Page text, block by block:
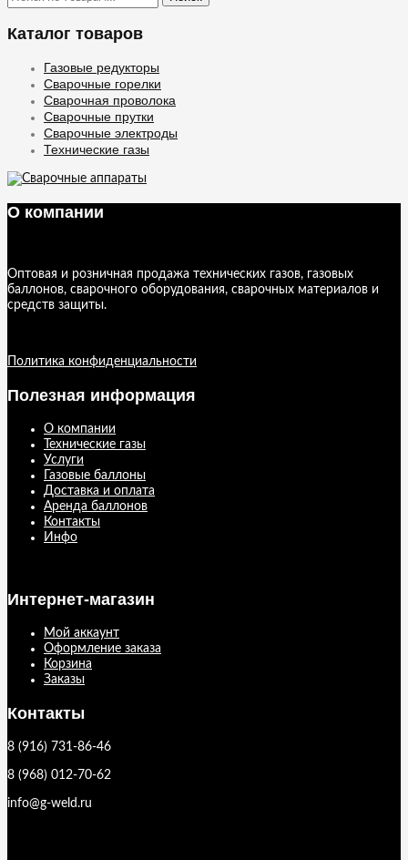
Каталог товаров
Газовые редукторы
Сварочные горелки
Сварочная проволока
Сварочные прутки
Сварочные электроды
Технические газы
О компании
Оптовая и розничная продажа технических газов, газовых
баллонов, сварочного оборудования, сварочных материалов и
средств защиты.
Политика конфиденциальности
Полезная информация
О компании
Технические газы
Услуги
Газовые баллоны
Доставка и оплата
Аренда баллонов
Контакты
Инфо
Интернет-магазин
Мой аккаунт
Оформление заказа
Корзина
Заказы
Контакты
8 (916) 731-86-46
8 (968) 012-70-62
info@g-weld.ru